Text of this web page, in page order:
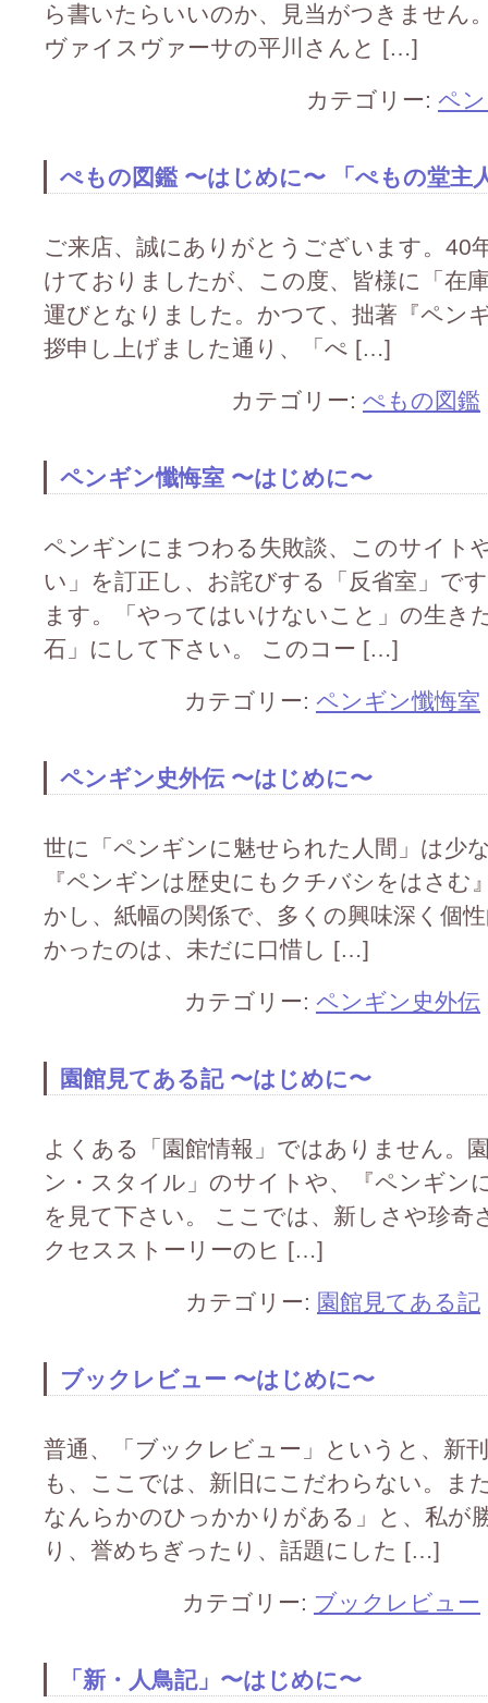
ら書いたらいいのか、見当がつきません
ヴァイスヴァーサの平川さんと […]
カテゴリー: ペ
ぺもの図鑑 〜はじめに〜 「ぺもの堂主
ご来店、誠にありがとうございます。40
けておりましたが、この度、皆様に「在
運びとなりました。かつて、拙著『ペン
拶申し上げました通り、「ぺ […]
カテゴリー: ぺもの図鑑
ペンギン懺悔室 〜はじめに〜
ペンギンにまつわる失敗談、このサイト
い」を訂正し、お詫びする「反省室」で
ます。「やってはいけないこと」の生き
石」にして下さい。 このコー […]
カテゴリー: ペンギン懺悔室
ペンギン史外伝 〜はじめに〜
世に「ペンギンに魅せられた人間」は少
『ペンギンは歴史にもクチバシをはさむ
かし、紙幅の関係で、多くの興味深く個
かったのは、未だに口惜し […]
カテゴリー: ペンギン史外伝
園館見てある記 〜はじめに〜
よくある「園館情報」ではありません。
ン・スタイル」のサイトや、『ペンギン
を見て下さい。 ここでは、新しさや珍奇
クセスストーリーのヒ […]
カテゴリー: 園館見てある記
ブックレビュー 〜はじめに〜
普通、「ブックレビュー」というと、新
も、ここでは、新旧にこだわらない。ま
なんらかのひっかかりがある」と、私が
り、誉めちぎったり、話題にした […]
カテゴリー: ブックレビュー
「新・人鳥記」〜はじめに〜